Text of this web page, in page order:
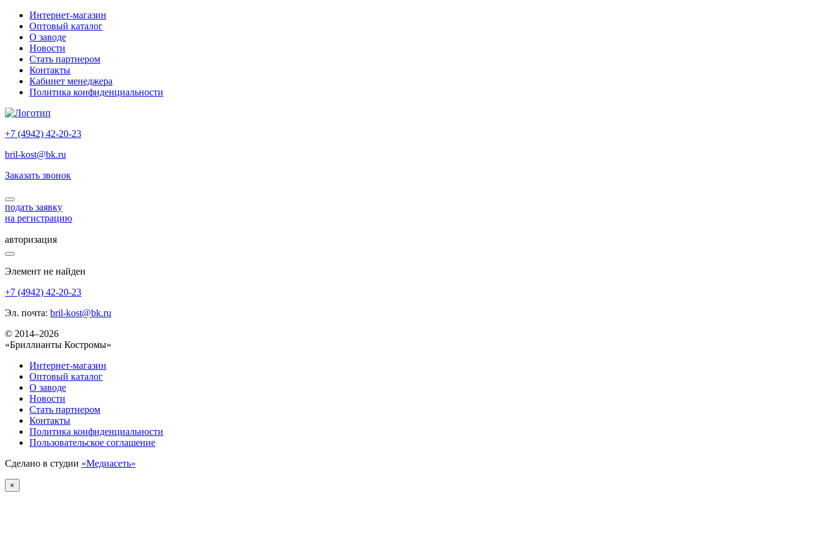
Интернет-магазин
Оптовый каталог
О заводе
Новости
Стать партнером
Контакты
Кабинет менеджера
Политика конфиденциальности
+7 (4942) 42-20-23
bril-kost@bk.ru
Заказать звонок
подать заявку
на регистрацию
авторизация
Элемент не найден
+7 (4942) 42-20-23
Эл. почта: bril-kost@bk.ru
© 2014–2026
«Бриллианты Костромы»
Интернет-магазин
Оптовый каталог
О заводе
Новости
Стать партнером
Контакты
Политика конфиденциальности
Пользовательское соглашение
Сделано в студии «Медиасеть»
×